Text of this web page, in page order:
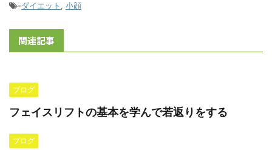
-ダイエット , 小顔
関連記事
ブログ
フェイスリフトの基本を学んで若返りをする
ブログ